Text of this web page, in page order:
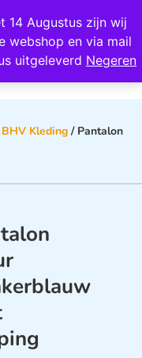
14 Augustus zijn wij
webshop en via mail
uitgeleverd Negeren
Google
BHV Kleding / Pantalon